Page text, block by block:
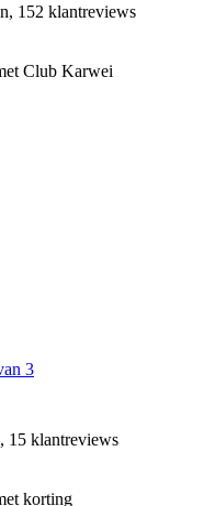
152 klantreviews
Club Karwei
3
15 klantreviews
korting